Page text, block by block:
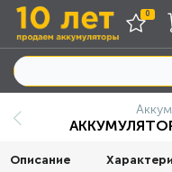
0
Описание